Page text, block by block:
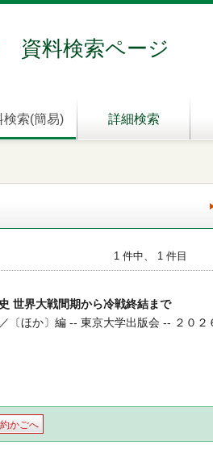
資料検索ページ
検索(簡易) 詳細検索
1 件中、 1 件目
世界大戦間期から冷戦終結まで
〔ほか〕編 -- 東京大学出版会 -- ２０２
かごへ